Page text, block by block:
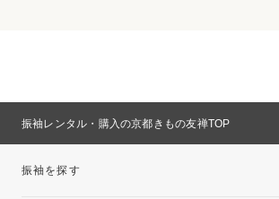
振袖レンタル・購入の京都きもの友禅TOP
振袖を探す